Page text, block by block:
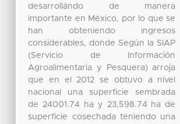
desarrollándo de manera
importante en México, por lo que se
han obteniendo ingresos
considerables, donde Según la SIAP
(Servicio de Información
Agroalimentaria y Pesquera) arroja
que en el 2012 se obtuvo a nivel
nacional una superficie sembrada
de 24001.74 ha y 23,598.74 ha de
superficie cosechada teniendo una